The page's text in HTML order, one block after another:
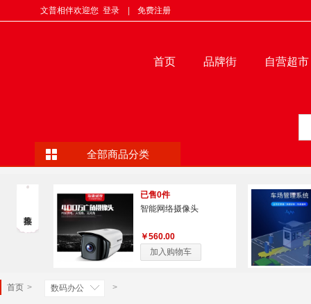
文普相伴欢迎您 登录 免费注册
首页 品牌街 自营超市
全部商品分类
已售0件
智能网络摄像头
￥560.00
加入购物车
首页 > 数码办公 >